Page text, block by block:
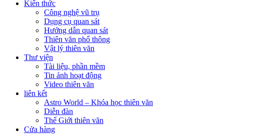
Kiến thức
Công nghệ vũ trụ
Dụng cụ quan sát
Hướng dẫn quan sát
Thiên văn phổ thông
Vật lý thiên văn
Thư viện
Tài liệu, phần mềm
Tin ảnh hoạt động
Video thiên văn
liên kết
Astro World – Khóa học thiên văn
Diễn đàn
Thế Giới thiên văn
Cửa hàng